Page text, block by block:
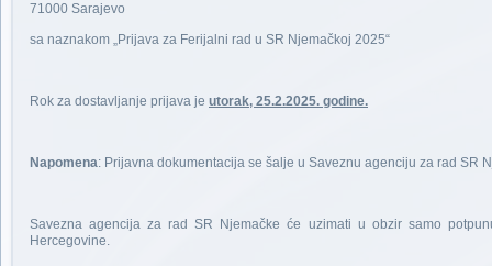
71000 Sarajevo
sa naznakom „Prijava za Ferijalni rad u SR Njemačkoj 2025“
Rok za dostavljanje prijava je utorak, 25.2.2025. godine.
Napomena: Prijavna dokumentacija se šalje u Saveznu agenciju za rad
Savezna agencija za rad SR Njemačke će uzimati u obzir samo
Hercegovine.